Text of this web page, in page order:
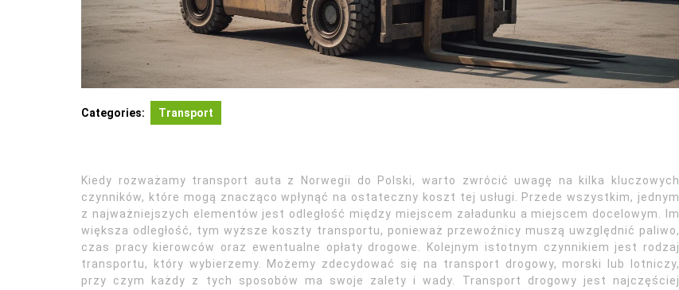
Categories: Transport
Kiedy rozważamy transport auta z Norwegii do Polski, warto zwrócić uwagę na kilka kluczowych
czynników, które mogą znacząco wpłynąć na ostateczny koszt tej usługi. Przede wszystkim, jednym
z najważniejszych elementów jest odległość między miejscem załadunku a miejscem docelowym. Im
większa odległość, tym wyższe koszty transportu, ponieważ przewoźnicy muszą uwzględnić paliwo,
czas pracy kierowców oraz ewentualne opłaty drogowe. Kolejnym istotnym czynnikiem jest rodzaj
transportu, który wybierzemy. Możemy zdecydować się na transport drogowy, morski lub lotniczy,
przy czym każdy z tych sposobów ma swoje zalety i wady. Transport drogowy jest najczęściej